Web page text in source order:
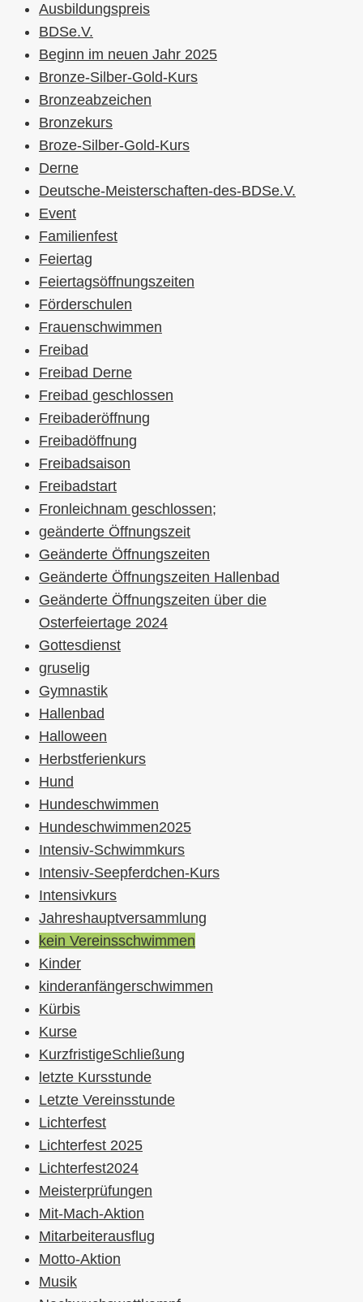
Ausbildungspreis
BDSe.V.
Beginn im neuen Jahr 2025
Bronze-Silber-Gold-Kurs
Bronzeabzeichen
Bronzekurs
Broze-Silber-Gold-Kurs
Derne
Deutsche-Meisterschaften-des-BDSe.V.
Event
Familienfest
Feiertag
Feiertagsöffnungszeiten
Förderschulen
Frauenschwimmen
Freibad
Freibad Derne
Freibad geschlossen
Freibaderöffnung
Freibadöffnung
Freibadsaison
Freibadstart
Fronleichnam geschlossen;
geänderte Öffnungszeit
Geänderte Öffnungszeiten
Geänderte Öffnungszeiten Hallenbad
Geänderte Öffnungszeiten über die
Osterfeiertage 2024
Gottesdienst
gruselig
Gymnastik
Hallenbad
Halloween
Herbstferienkurs
Hund
Hundeschwimmen
Hundeschwimmen2025
Intensiv-Schwimmkurs
Intensiv-Seepferdchen-Kurs
Intensivkurs
Jahreshauptversammlung
kein Vereinsschwimmen
Kinder
kinderanfängerschwimmen
Kürbis
Kurse
KurzfristigeSchließung
letzte Kursstunde
Letzte Vereinsstunde
Lichterfest
Lichterfest 2025
Lichterfest2024
Meisterprüfungen
Mit-Mach-Aktion
Mitarbeiterausflug
Motto-Aktion
Musik